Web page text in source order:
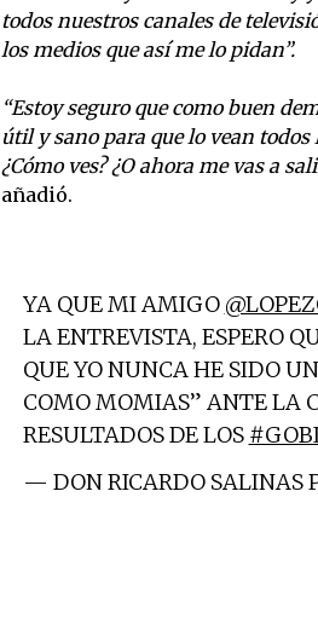
todos nuestros canales de
los medios que así me lo pidan”.
“Estoy seguro que como buen
útil y sano para que lo vean
¿Cómo ves? ¿O ahora me vas a
añadió.
YA QUE MI AMIGO
LA ENTREVISTA, ESPERO
QUE YO NUNCA HE SIDO
COMO MOMIAS” ANTE LA
RESULTADOS DE LOS
— DON RICARDO SALINAS